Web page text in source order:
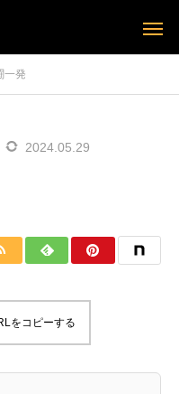
一発
2024.05.29
をコピーする